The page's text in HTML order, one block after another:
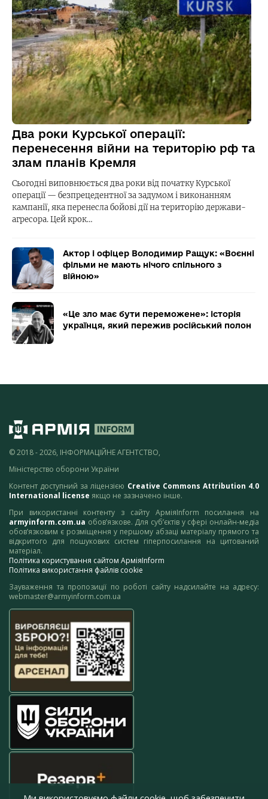
Два роки Курської операції:
перенесення війни на територію рф та
злам планів Кремля
Сьогодні виповнюється два роки від початку Курської
операції — безпрецедентної за задумом і виконанням
кампанії, яка перенесла бойові дії на територію держави-
агресора. Цей крок…
Актор і офіцер Володимир Ращук: «Воєнні
фільми не мають нічого спільного з
війною»
«Це зло має бути переможене»: історія
українця, який пережив російський полон
© 2018 - 2026, ІНФОРМАЦІЙНЕ АГЕНТСТВО,
Міністерство оборони України
Контент доступний за ліцензією Creative Commons Attribution 4.0
International license якщо не зазначено інше.
При використанні контенту з сайту АрміяInform посилання на
armyinform.com.ua обов’язкове. Для суб’єктів у сфері онлайн-медіа
обов’язковим є розміщення у першому абзаці матеріалу прямого та
відкритого для пошукових систем гіперпосилання на цитований
матеріал.
Політика користування сайтом АрміяInform
Політика використання файлів cookie
Зауваження та пропозиції по роботі сайту надсилайте на адресу:
webmaster@armyinform.com.ua